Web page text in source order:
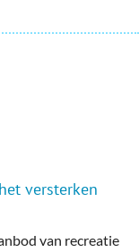
versterken
van recreatie